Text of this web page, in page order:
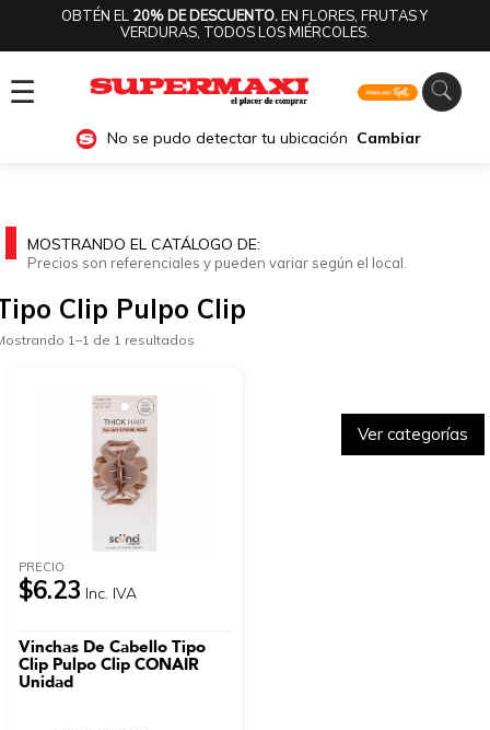
OBTÉN EL 20% DE DESCUENTO.EN FLORES, FRUTAS Y
VERDURAS, TODOS LOS MIÉRCOLES.
☰
No se pudo detectar tu ubicación Cambiar
Ver categorías
MOSTRANDO EL CATÁLOGO DE:
Precios son referenciales y pueden variar según el local.
Clip Pulpo Clip
1–1 de 1 resultados
PRECIO
$6.23 Inc. IVA
Vinchas De Cabello Tipo
Clip Pulpo Clip CONAIR
Unidad